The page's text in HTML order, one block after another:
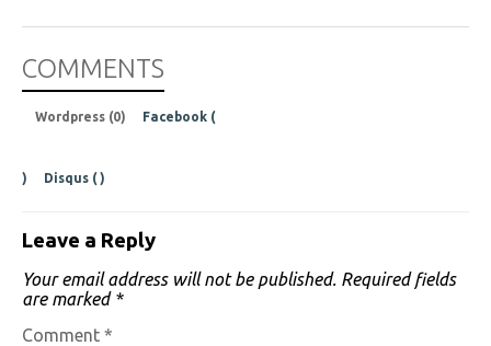
COMMENTS
Wordpress (0) Facebook (
) Disqus ( )
Leave a Reply
Your email address will not be published. Required fields
are marked *
Comment *